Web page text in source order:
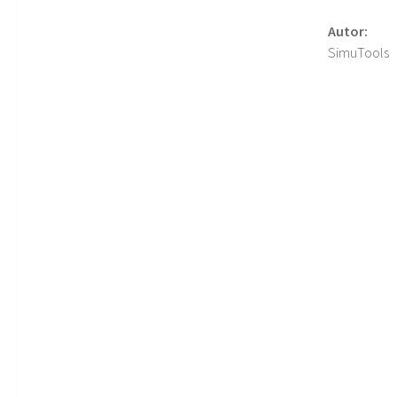
Autor:
SimuTools